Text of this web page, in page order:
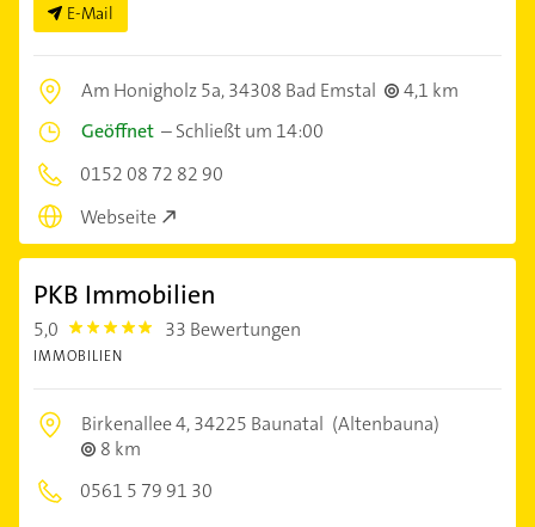
E-Mail
Am Honigholz 5a,34308 Bad Emstal
4,1 km
Geöffnet –Schließt um 14:00
0152 08 72 82 90
Webseite
PKB Immobilien
5,0 5.0 33 Bewertungen
IMMOBILIEN
Birkenallee 4,34225 Baunatal (Altenbauna)
8 km
0561 5 79 91 30